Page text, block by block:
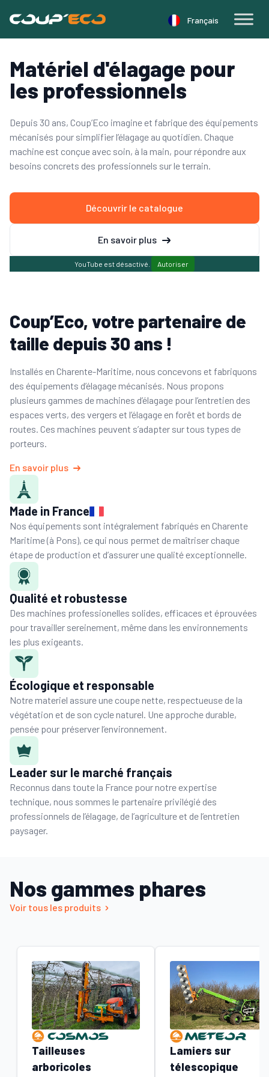
Français
Matériel d'élagage pour
les professionnels
Depuis 30 ans, Coup’Eco imagine et fabrique des équipements
mécanisés pour simplifier l’élagage au quotidien. Chaque
machine est conçue avec soin, à la main, pour répondre aux
besoins concrets des professionnels sur le terrain.
Découvrir le catalogue
En savoir plus
YouTube est désactivé. Autoriser
Coup’Eco, votre partenaire de
taille depuis 30 ans !
Installés en Charente-Maritime, nous concevons et fabriquons
des équipements d’élagage mécanisés. Nous propons
plusieurs gammes de machines d’élagage pour l’entretien des
espaces verts, des vergers et l’élagage en forêt et bords de
routes. Ces machines peuvent s’adapter sur tous types de
porteurs.
En savoir plus
Made in France
Nos équipements sont intégralement fabriqués en Charente
Maritime (à Pons), ce qui nous permet de maîtriser chaque
étape de production et d’assurer une qualité exceptionnelle.
Qualité et robustesse
Des machines professionelles solides, efficaces et éprouvées
pour travailler sereinement, même dans les environnements
les plus exigeants.
Écologique et responsable
Notre materiel assure une coupe nette, respectueuse de la
végétation et de son cycle naturel. Une approche durable,
pensée pour préserver l’environnement.
Leader sur le marché français
Reconnus dans toute la France pour notre expertise
technique, nous sommes le partenaire privilégié des
professionnels de l’élagage, de l’agriculture et de l’entretien
paysager.
Nos gammes phares
Voir tous les produits
Tailleuses
arboricoles
Lamiers sur
télescopique